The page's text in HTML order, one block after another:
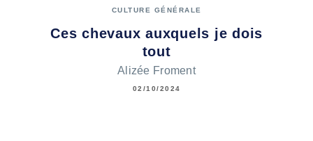
CULTURE GÉNÉRALE
Ces chevaux auxquels je dois
tout
Alizée Froment
02/10/2024